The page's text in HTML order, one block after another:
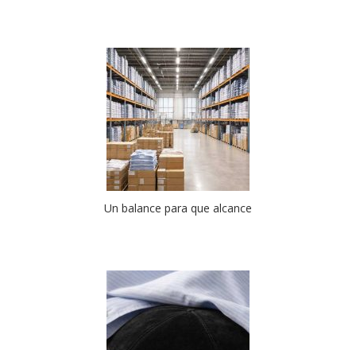
Un balance para que alcance